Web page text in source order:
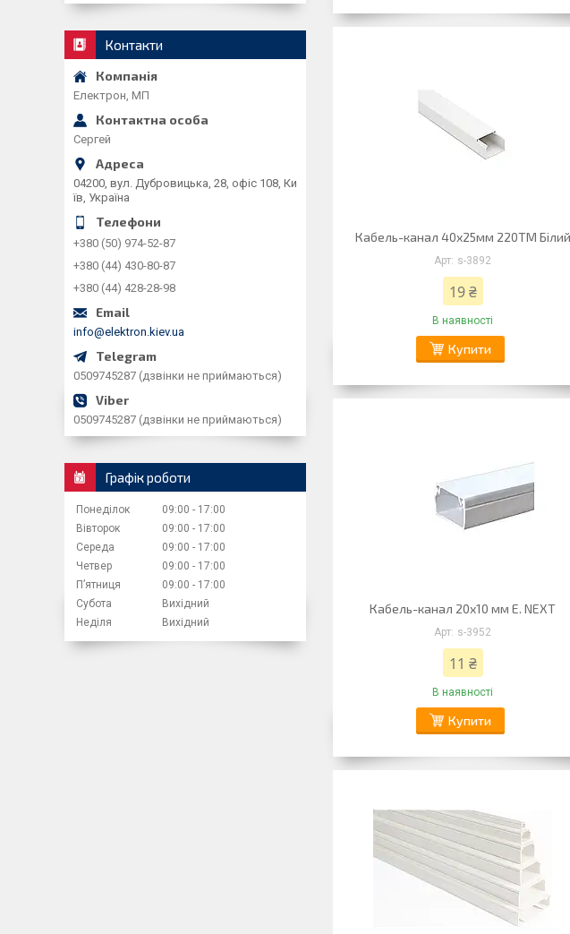
Кабель-канал 40х25мм 220ТМ Білий
s-3892
19 ₴
В наявності
Купити
Кабель-канал 20х10 мм E. NEXT
s-3952
11 ₴
В наявності
Купити
Контакти
Електрон, МП
Сергей
04200, вул. Дубровицька, 28, офіс 108, Ки
їв, Україна
+380 (50) 974-52-87
+380 (44) 430-80-87
+380 (44) 428-28-98
info@elektron.kiev.ua
0509745287 (дзвінки не приймаються)
0509745287 (дзвінки не приймаються)
Графік роботи
Понеділок 09:00
17:00
Вівторок
09:00
17:00
Середа
09:00
17:00
Четвер
09:00
17:00
Пʼятниця
09:00
17:00
Субота
Вихідний
Неділя
Вихідний